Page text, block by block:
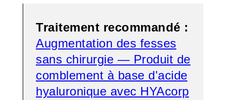
Traitement recommandé :
Augmentation des fesses
sans chirurgie — Produit de
comblement à base d'acide
hyaluronique avec HYAcorp